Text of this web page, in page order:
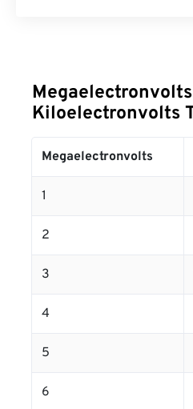
Kiloelectronvolts
Megaelectronvolts
1
2
3
4
5
6